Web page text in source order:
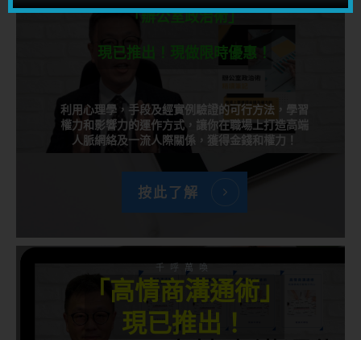
「辦公室政治術」
現已推出！現做限時優惠！
利用心理學，手段及經實例驗證的可行方法，學習
權力和影響力的運作方式，讓你在職場上打造高端
人脈網絡及一流人際關係，獲得金錢和權力！
按此了解
千呼萬喚
「高情商溝通術」
現已推出！